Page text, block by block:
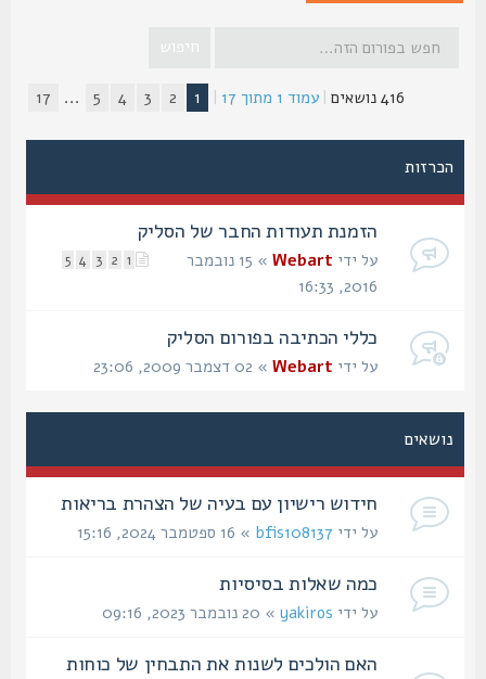
|עמוד1מתוך17
|
1
5
...
17
הכרזות
הזמנת תעודות החבר של הסליק
2
3
4
5 על ידיWebart
» 15 נובמבר
כללי הכתיבה בפורום הסליק
על ידיWebart» 02 דצמבר 2009, 23:06
נושאים
חידוש רישיון עם בעיה של הצהרת בריאות
על ידיbfis108137» 16 ספטמבר 2024, 15:16
כמה שאלות בסיסיות
על ידיyakiros» 20 נובמבר 2023, 09:16
האם הולכים לשנות את התבחין של כוחות